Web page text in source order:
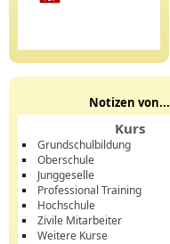
Notizen von...
Kurs
Grundschulbildung
Oberschule
Junggeselle
Professional Training
Hochschule
Zivile Mitarbeiter
Weitere Kurse